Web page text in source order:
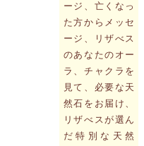
ージ、亡くなっ
た方からメッセ
ージ、リザべス
のあなたのオー
ラ、チャクラを
見て、必要な天
然石をお届け、
リザべスが選ん
だ特別な天然